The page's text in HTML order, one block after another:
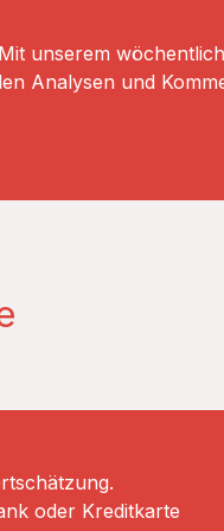
unserem
Analysen und
oder Kreditkarte